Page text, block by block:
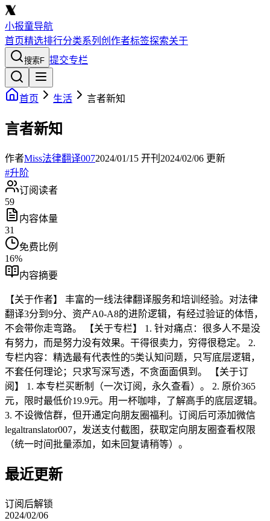
小报童导航
首页精选排行分类系列 创作者标签探索关于
搜索F 提交专栏
首页 生活 言者新知
言者新知
作者Miss法律翻译0072024/01/15 开刊 2024/02/06 更新
#升阶
订阅读者
59
内容体量
31
免费比例
16%
内容摘要
【关于作者】 丰富的一线法律翻译服务和培训经验。对法律
翻译3分到9分、资产A0-A8的进阶逻辑，有经过验证的体悟，
不会带你走弯路。 【关于专栏】 1. 针对痛点：很多人不是没
有努力，而是努力没有效果。干得很卖力，穷得很稳定。 2.
专栏内容：精选最有代表性的5类认知问题，只写底层逻辑，
不套任何理论；只求写深写透，不贪面面俱到。 【关于订
阅】 1. 本专栏买断制（一次订阅，永久查看）。 2. 原价365
元，限时最低价19.9元。用一杯咖啡，了解高手的底层逻辑。
3. 不设微信群，但开通定向朋友圈福利。订阅后可添加微信
legaltranslator007，发送支付截图，获取定向朋友圈查看权限
（统一时间批量添加，如未回复请稍等）。
最近更新
订阅后解锁
2024/02/06